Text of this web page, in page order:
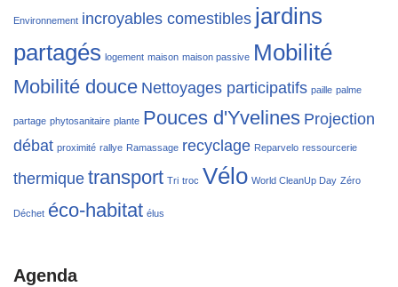
Environnement incroyables comestibles jardins
partagés logement maison maison passive Mobilité
Mobilité douce Nettoyages participatifs paille palme
partage phytosanitaire plante Pouces d'Yvelines Projection
débat proximité rallye Ramassage recyclage Reparvelo ressourcerie
thermique transport Tri troc Vélo World CleanUp Day Zéro
Déchet éco-habitat élus
Agenda